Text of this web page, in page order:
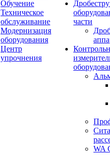
Обучение
Техническое
обслуживание
Модернизация
оборудования
Центр
упрочнения
части
WA